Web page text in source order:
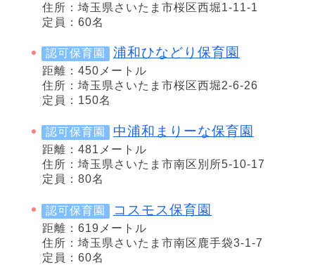
住所：埼玉県さいたま市桜区西堀1-11-1
定員：60名
認可保育園 浦和ひなどり保育園
距離：450メートル
住所：埼玉県さいたま市桜区西堀2-6-26
定員：150名
認可保育園 中浦和まりーな保育園
距離：481メートル
住所：埼玉県さいたま市南区別所5-10-17
定員：80名
認可保育園 コスモス保育園
距離：619メートル
住所：埼玉県さいたま市南区鹿手袋3-1-7
定員：60名